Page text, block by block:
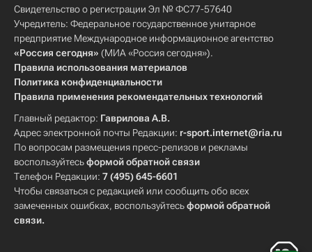
Свидетельство о регистрации Эл № ФС77-57640
Учредитель: Федеральное государственное унитарное
предприятие Международное информационное агентство
«Россия сегодня» (МИА «Россия сегодня»).
Правила использования материалов
Политика конфиденциальности
Правила применения рекомендательных технологий
Главный редактор: Гаврилова А.В.
Адрес электронной почты Редакции: r-sport.internet@ria.ru
По вопросам размещения пресс-релизов и рекламы
воспользуйтесьформой обратной связи
Телефон Редакции: 7 (495) 645-6601
Чтобы связаться с редакцией или сообщить обо всех
замеченных ошибках, воспользуйтесьформой обратной
связи.